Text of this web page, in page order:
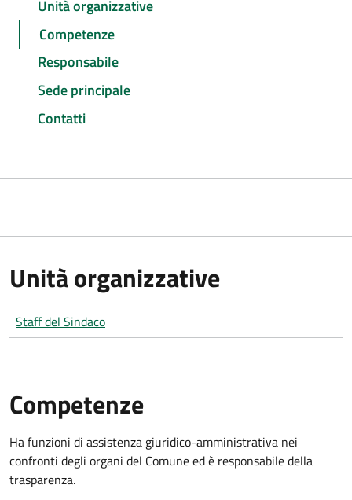
Unità organizzative
Competenze
Responsabile
Sede principale
Contatti
Unità organizzative
Staff del Sindaco
Competenze
Ha funzioni di assistenza giuridico-amministrativa nei
confronti degli organi del Comune ed è responsabile della
trasparenza.